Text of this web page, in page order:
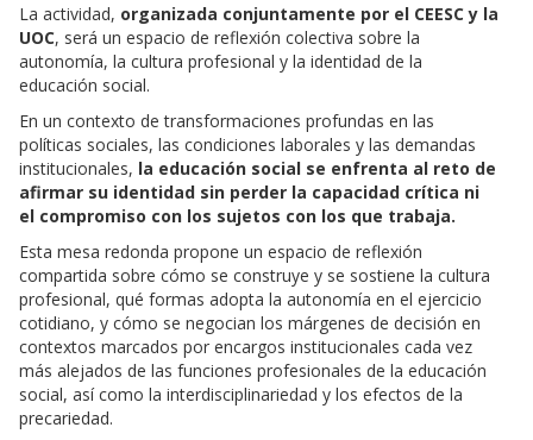
La actividad, organizada conjuntamente por el CEESC y la
UOC, será un espacio de reflexión colectiva sobre la
autonomía, la cultura profesional y la identidad de la
educación social.
En un contexto de transformaciones profundas en las
políticas sociales, las condiciones laborales y las demandas
institucionales, la educación social se enfrenta al reto de
afirmar su identidad sin perder la capacidad crítica ni
el compromiso con los sujetos con los que trabaja.
Esta mesa redonda propone un espacio de reflexión
compartida sobre cómo se construye y se sostiene la cultura
profesional, qué formas adopta la autonomía en el ejercicio
cotidiano, y cómo se negocian los márgenes de decisión en
contextos marcados por encargos institucionales cada vez
más alejados de las funciones profesionales de la educación
social, así como la interdisciplinariedad y los efectos de la
precariedad.